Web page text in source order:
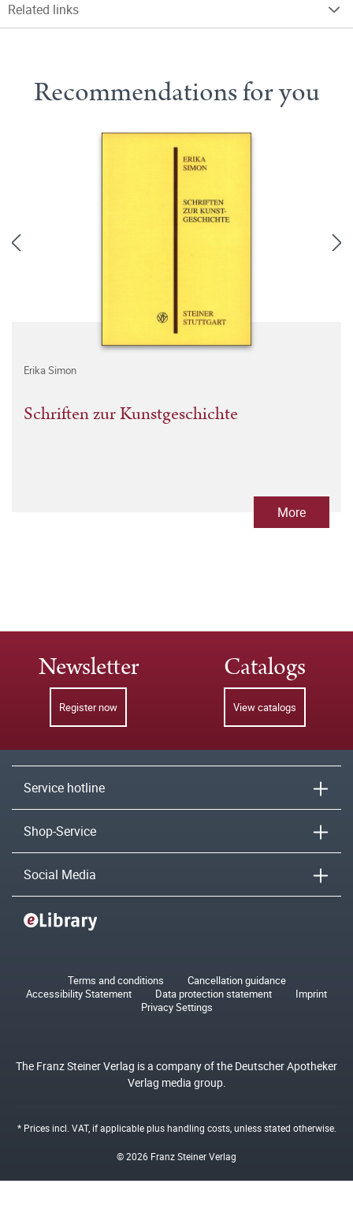
Related links
Recommendations for you
Erika Simon
Schriften zur Kunstgeschichte
More
Newsletter
Register now
Catalogs
View catalogs
Service hotline
Shop-Service
Social Media
Terms and conditions
Cancellation guidance
Accessibility Statement
Data protection statement
Imprint
Privacy Settings
The Franz Steiner Verlag is a company of the Deutscher Apotheker
Verlag media group.
* Prices incl. VAT, if applicable plushandling costs, unless stated otherwise.
© 2026 Franz Steiner Verlag